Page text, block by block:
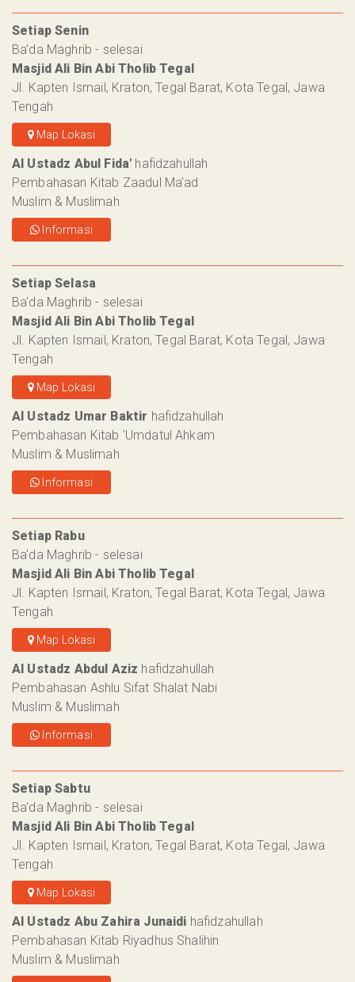
Setiap Senin
Ba'da Maghrib - selesai
Masjid Ali Bin Abi Tholib Tegal
Jl. Kapten Ismail, Kraton, Tegal Barat, Kota Tegal, Jawa
Tengah
Map Lokasi
Al Ustadz Abul Fida' hafidzahullah
Pembahasan Kitab Zaadul Ma'ad
Muslim & Muslimah
Informasi
Setiap Selasa
Ba'da Maghrib - selesai
Masjid Ali Bin Abi Tholib Tegal
Jl. Kapten Ismail, Kraton, Tegal Barat, Kota Tegal, Jawa
Tengah
Map Lokasi
Al Ustadz Umar Baktir hafidzahullah
Pembahasan Kitab 'Umdatul Ahkam
Muslim & Muslimah
Informasi
Setiap Rabu
Ba'da Maghrib - selesai
Masjid Ali Bin Abi Tholib Tegal
Jl. Kapten Ismail, Kraton, Tegal Barat, Kota Tegal, Jawa
Tengah
Map Lokasi
Al Ustadz Abdul Aziz hafidzahullah
Pembahasan Ashlu Sifat Shalat Nabi
Muslim & Muslimah
Informasi
Setiap Sabtu
Ba'da Maghrib - selesai
Masjid Ali Bin Abi Tholib Tegal
Jl. Kapten Ismail, Kraton, Tegal Barat, Kota Tegal, Jawa
Tengah
Map Lokasi
Al Ustadz Abu Zahira Junaidi hafidzahullah
Pembahasan Kitab Riyadhus Shalihin
Muslim & Muslimah